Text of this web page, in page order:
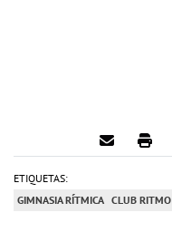
ETIQUETAS:
GIMNASIA RÍTMICA CLUB RITMO